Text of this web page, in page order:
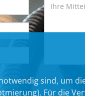
sind, um
Für die